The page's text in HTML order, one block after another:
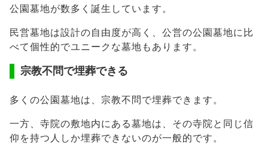
公園墓地が数多く誕生しています。
民営墓地は設計の自由度が高く、公営の公園墓地に比
べて個性的でユニークな墓地もあります。
宗教不問で埋葬できる
多くの公園墓地は、宗教不問で埋葬できます。
一方、寺院の敷地内にある墓地は、その寺院と同じ信
仰を持つ人しか埋葬できないのが一般的です。